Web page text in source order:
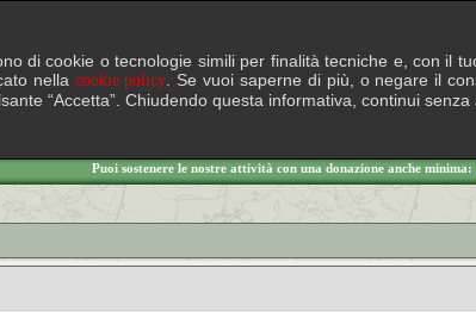
Puoi sostenere le nostre attività con una donazione anche minima:
di cookie o tecnologie simili per finalità tecniche e, con il
nella cookie policy . Se vuoi saperne di più, o negare il
“Accetta”. Chiudendo questa informativa, continui senza